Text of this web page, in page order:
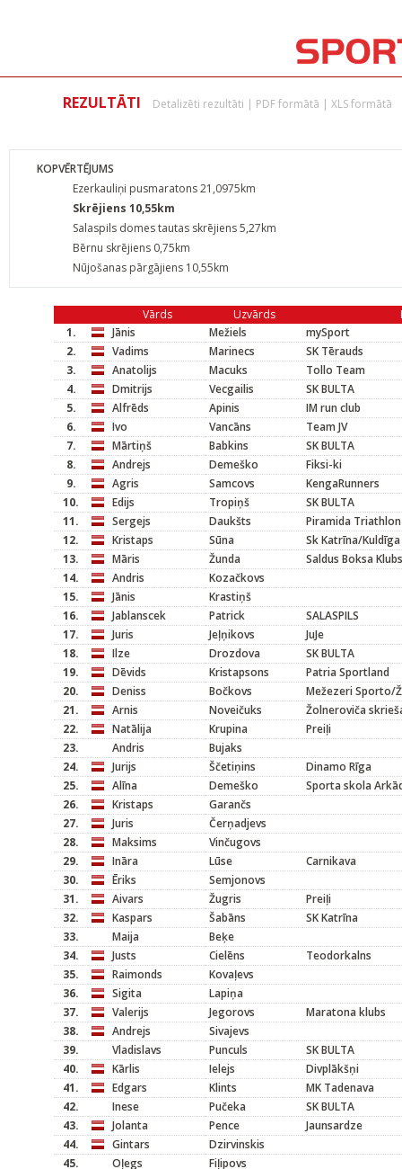
REZULTĀTI Detalizēti rezultāti | PDF formātā | XLS formātā
KOPVĒRTĒJUMS
Ezerkauliņi pusmaratons 21,0975km
Skrējiens 10,55km
Salaspils domes tautas skrējiens 5,27km
Bērnu skrējiens 0,75km
Nūjošanas pārgājiens 10,55km
Vārds Uzvārds
1.
Jānis Mežiels
mySport
2.
Vadims Marinecs
SK Tērauds
3.
Anatolijs Macuks
Tollo Team
4.
Dmitrijs Vecgailis
SK BULTA
5.
Alfrēds Apinis
IM run club
6.
Ivo Vancāns
Team JV
7.
Mārtiņš Babkins
SK BULTA
8.
Andrejs Demeško
Fiksi-ki
9.
Agris Samcovs
KengaRunners
10.
Edijs Tropiņš
SK BULTA
11.
Sergejs Daukšts
Piramida
12.
Kristaps Sūna
Sk Katrīna/Kuldīga
13.
Māris Žunda
Saldus Boksa Klubs
14.
Andris
Kozačkovs
15.
Jānis
Krastiņš
16.
Jablanscek Patrick
SALASPILS
17.
Juris Jeļņikovs
JuJe
18.
Ilze Drozdova
SK BULTA
19.
Dēvids Kristapsons
Patria Sportland
20.
Deniss Bočkovs
Mežezeri Sporto/
21.
Arnis Noveičuks
Žolneroviča
22.
Natālija Krupina
Preiļi
23.
Andris
Bujaks
24.
Jurijs Ščetiņins
Dinamo Rīga
25.
Alīna Demeško
Sporta skola
26.
Kristaps
Garančs
27.
Juris
Čerņadjevs
28.
Maksims
Vinčugovs
29.
Ināra Lūse
Carnikava
30.
Ēriks
Semjonovs
31.
Aivars Žugris
Preiļi
32.
Kaspars Šabāns
SK Katrīna
33.
Maija
Beķe
34.
Justs Cielēns
Teodorkalns
35.
Raimonds
Kovaļevs
36.
Sigita
Lapiņa
37.
Valerijs Jegorovs
Maratona klubs
38.
Andrejs
Sivajevs
39.
Vladislavs Punculs
SK BULTA
40.
Kārlis Ielejs
Divplākšņi
41.
Edgars Klints
MK Tadenava
42.
Inese Pučeka
SK BULTA
43.
Jolanta Pence
Jaunsardze
44.
Gintars
Dzirvinskis
45.
Oļegs
Fiļipovs